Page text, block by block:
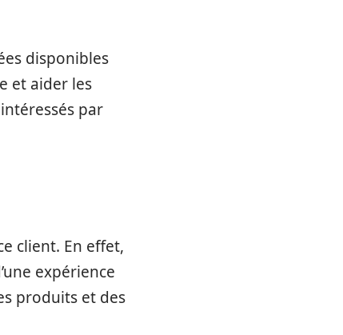
disponibles
et aider les
par
client. En effet,
expérience
produits et des